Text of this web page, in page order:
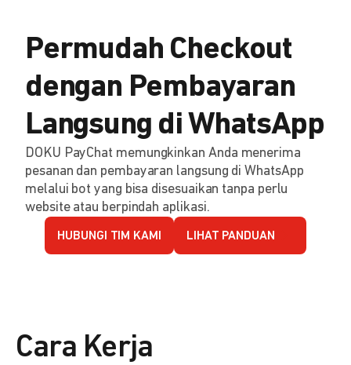
Permudah Checkout
dengan Pembayaran
Langsung di WhatsApp
DOKU PayChat memungkinkan Anda menerima
pesanan dan pembayaran langsung di WhatsApp
melalui bot yang bisa disesuaikan tanpa perlu
website atau berpindah aplikasi.
HUBUNGI TIM KAMI LIHAT PANDUAN
Cara Kerja